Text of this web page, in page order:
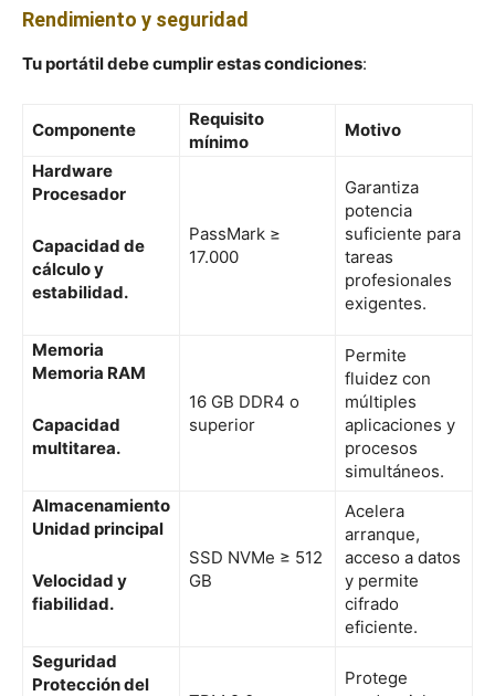
Rendimiento y seguridad
Tu portátil debe cumplir estas condiciones:
Componente
Requisito
mínimo
Motivo
Hardware
Procesador
Capacidad de
cálculo y
estabilidad.
PassMark ≥
17.000
Garantiza
potencia
suficiente para
tareas
profesionales
exigentes.
Memoria
Memoria RAM
Capacidad
multitarea.
16 GB DDR4 o
superior
Permite
fluidez con
múltiples
aplicaciones y
procesos
simultáneos.
Almacenamiento
Unidad principal
Velocidad y
fiabilidad.
SSD NVMe ≥ 512
GB
Acelera
arranque,
acceso a datos
y permite
cifrado
eficiente.
Seguridad
Protección del
Protege